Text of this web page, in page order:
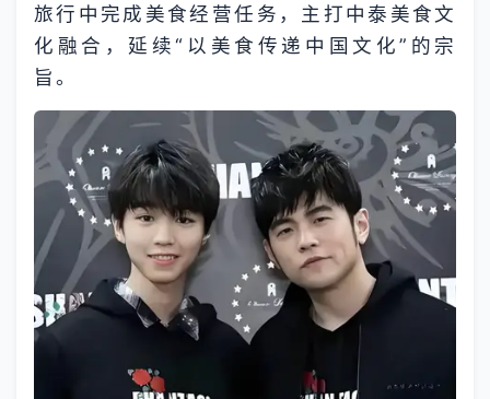
旅行中完成美食经营任务，主打中泰美食文
化融合，延续“以美食传递中国文化”的宗
旨。